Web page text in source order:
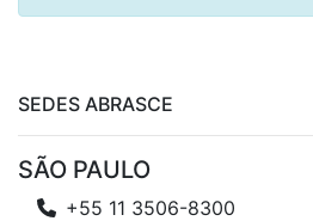
SEDES ABRASCE
SÃO PAULO
+55 11 3506-8300